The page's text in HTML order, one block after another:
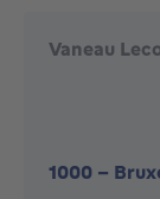
Vaneau
1000 -